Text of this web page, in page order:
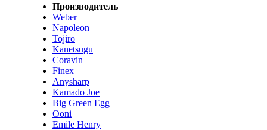
Производитель
Weber
Napoleon
Tojiro
Kanetsugu
Coravin
Finex
Anysharp
Kamado Joe
Big Green Egg
Ooni
Emile Henry